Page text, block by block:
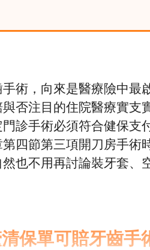
術，向來是醫療險中
否注目的住院醫療實支
診手術必須符合健保支
四節第三項開刀房手
也不用再討論裝牙套、
保單可賠牙齒手